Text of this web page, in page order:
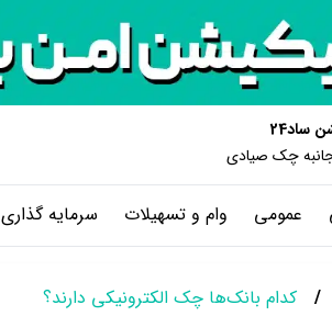
ساد24
چک‌ صیادی
عمومی وام و تسهیلات سرمایه گذاری
/ کدام بانک‌ها چک الکترونیکی دارند؟